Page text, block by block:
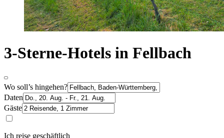
3-Sterne-Hotels in Fellbach
Wo soll’s hingehen?
Daten
Gäste
Ich reise geschäftlich